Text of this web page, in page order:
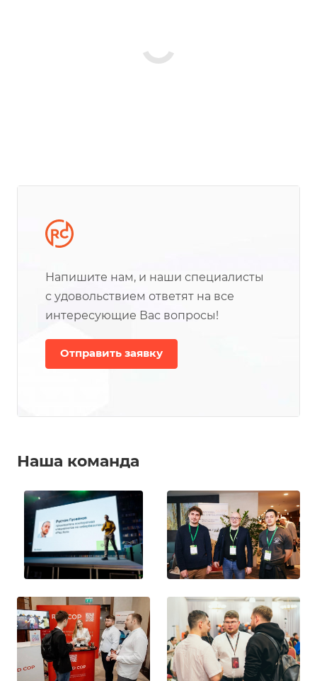
Напишите нам, и наши специалисты
с удовольствием ответят на все
интересующие Вас вопросы!
Отправить заявку
Наша команда